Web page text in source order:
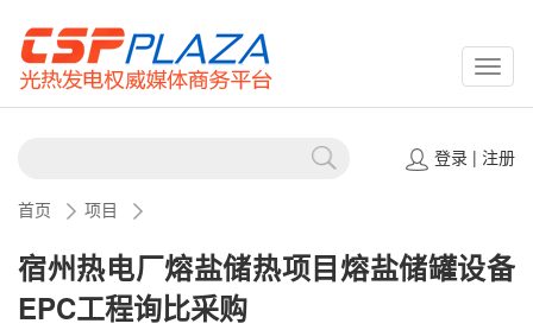
登录| 注册
首页 项目
宿州热电厂熔盐储热项目熔盐储罐设备
EPC工程询比采购